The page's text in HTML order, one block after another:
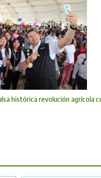
histórica revolución agrícola